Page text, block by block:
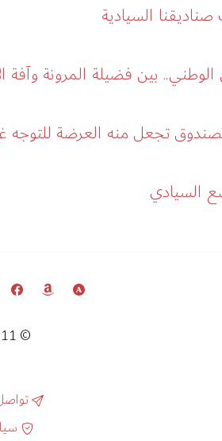
السيادية
بين فضيلة المرونة وآفة
تجعل منه العرضة للتوجه
السيادي
© 2011 – 2026 جميع الحقوق محفوظة.